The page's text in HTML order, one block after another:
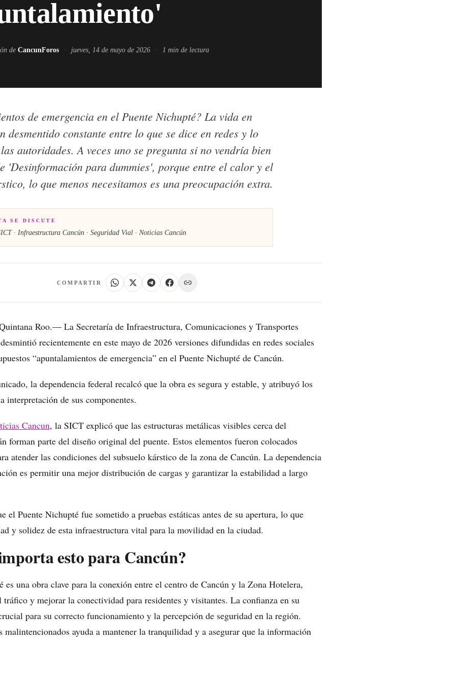
de CancunForos · jueves, 14 de mayo de 2026 · 1 min de lectura
de emergencia en el Puente Nichupté? La vida en
desmentido constante entre lo que se dice en redes y lo
autoridades. A veces uno se pregunta si no vendría bien
'Desinformación para dummies', porque entre el calor y el
lo que menos necesitamos es una preocupación extra.
SE DISCUTE
· Infraestructura Cancún · Seguridad Vial · Noticias Cancún
COMPARTIR
Roo.— La Secretaría de Infraestructura, Comunicaciones y Transportes
recientemente en este mayo de 2026 versiones difundidas en redes sociales
“apuntalamientos de emergencia” en el Puente Nichupté de Cancún.
la dependencia federal recalcó que la obra es segura y estable, y atribuyó los
interpretación de sus componentes.
Cancun, la SICT explicó que las estructuras metálicas visibles cerca del
forman parte del diseño original del puente. Estos elementos fueron colocados
atender las condiciones del subsuelo kárstico de la zona de Cancún. La dependencia
es permitir una mejor distribución de cargas y garantizar la estabilidad a largo
el Puente Nichupté fue sometido a pruebas estáticas antes de su apertura, lo que
y solidez de esta infraestructura vital para la movilidad en la ciudad.
esto para Cancún?
es una obra clave para la conexión entre el centro de Cancún y la Zona Hotelera,
y mejorar la conectividad para residentes y visitantes. La confianza en su
para su correcto funcionamiento y la percepción de seguridad en la región.
malintencionados ayuda a mantener la tranquilidad y a asegurar que la información